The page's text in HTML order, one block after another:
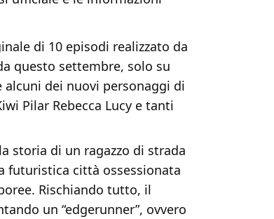
di 10 episodi realizzato da
questo settembre, solo su
dei nuovi personaggi di
Pilar Rebecca Lucy e tanti
storia di un ragazzo di strada
futuristica città ossessionata
Rischiando tutto, il
un “edgerunner”, ovvero